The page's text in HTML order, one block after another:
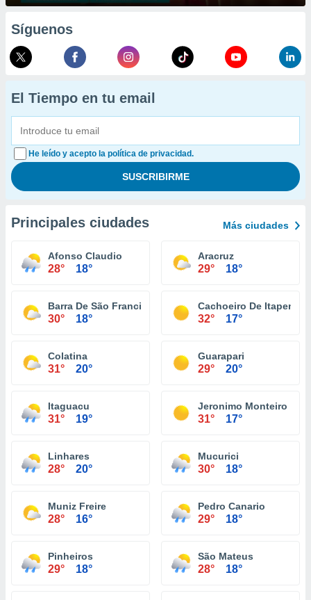
Síguenos
El Tiempo en tu email
He leído y acepto la política de privacidad.
Principales ciudades Más ciudades
Afonso Claudio
28° 18°
Aracruz
29° 18°
Barra De São Francisco
30° 18°
Cachoeiro De
32° 17°
Colatina
31° 20°
Guarapari
29° 20°
Itaguacu
31° 19°
Jeronimo Monteiro
31° 17°
Linhares
28° 20°
Mucurici
30° 18°
Muniz Freire
28° 16°
Pedro Canario
29° 18°
Pinheiros
29° 18°
São Mateus
28° 18°